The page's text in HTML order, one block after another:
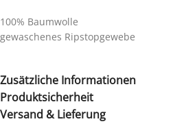
100% Baumwolle
gewaschenes Ripstopgewebe
Zusätzliche Informationen
Produktsicherheit
Versand & Lieferung